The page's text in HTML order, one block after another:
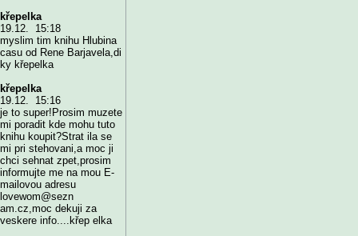
křepelka
19.12. 15:18
myslim tim knihu Hlubina
casu od Rene Barjavela,di
ky křepelka
křepelka
19.12. 15:16
je to super!Prosim muzete
mi poradit kde mohu tuto
knihu koupit?Strat ila se
mi pri stehovani,a moc ji
chci sehnat zpet,prosim
informujte me na mou E-
mailovou adresu
lovewom@sezn
am.cz,moc dekuji za
veskere info....křep elka